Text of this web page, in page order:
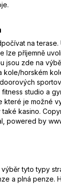
na terase.
lze příjemně
jsou zde na
kole/horském
studio a
které je možné
kasino.
powered by
tyto typy
a plná penze.